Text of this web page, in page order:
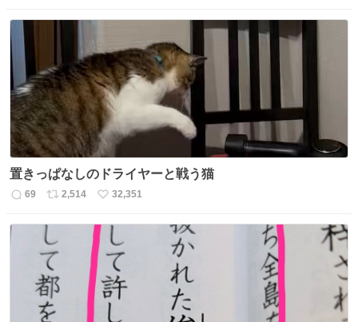
数
数
置きっぱなしのドライヤーと戦う猫
返
数
69
リ
ス
ト
数
2,514
い
ね
数
32,351